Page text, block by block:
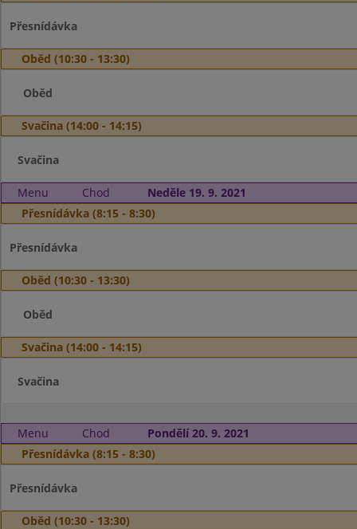
Přesnídávka
Oběd (10:30 - 13:30)
Oběd
Svačina (14:00 - 14:15)
Svačina
Menu Chod
Neděle 19. 9. 2021
Přesnídávka (8:15 - 8:30)
Přesnídávka
Oběd (10:30 - 13:30)
Oběd
Svačina (14:00 - 14:15)
Svačina
Menu Chod
Pondělí 20. 9. 2021
Přesnídávka (8:15 - 8:30)
Přesnídávka
Oběd (10:30 - 13:30)